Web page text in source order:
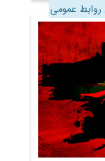
روابط عمومی